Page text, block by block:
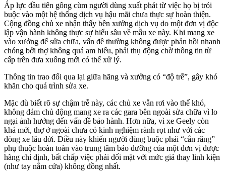
Áp lực đầu tiên gông cùm người dùng xuất phát từ việc họ bị trói
buộc vào một hệ thống dịch vụ hậu mãi chưa thực sự hoàn thiện.
Cộng đồng chủ xe nhận thấy bên xưởng dịch vụ do một đơn vị độc
lập vận hành không thực sự hiểu sâu về mẫu xe này. Khi mang xe
vào xưởng để sửa chữa, vấn đề thường không được phản hồi nhanh
chóng bởi thợ không quá am hiểu, phải thụ động chờ thông tin từ
cấp trên đưa xuống mới có thể xử lý.
Thông tin trao đổi qua lại giữa hãng và xưởng có “độ trễ”, gây khó
khăn cho quá trình sửa xe.
Mặc dù biết rõ sự chậm trễ này, các chủ xe vẫn rơi vào thế khó,
không dám chủ động mang xe ra các gara bên ngoài sửa chữa vì lo
ngại ảnh hưởng đến vấn đề bảo hành. Hơn nữa, vì xe Geely còn
khá mới, thợ ở ngoài chưa có kinh nghiệm rành rọt như với các
dòng xe lâu đời. Điều này khiến người dùng buộc phải “cắn răng”
phụ thuộc hoàn toàn vào trung tâm bảo dưỡng của một đơn vị được
hãng chỉ định, bất chấp việc phải đối mặt với mức giá thay linh kiện
(như tay nắm cửa) không đồng nhất.